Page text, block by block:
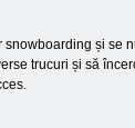
și
trucuri și să